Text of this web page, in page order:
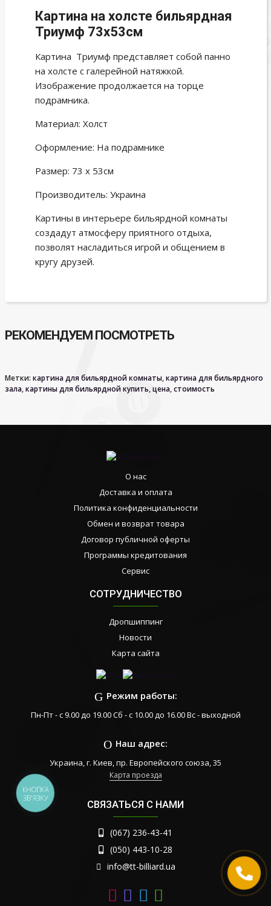
Картина на холсте бильярдная
Триумф 73х53см
Картина Триумф представляет собой панно
на холсте с галерейной натяжкой.
Изображение продолжается на торце
подрамника.
Материал: Холст
Оформление: На подрамнике
Размер: 73 х 53см
Производитель: Украина
Картины в интерьере бильярдной комнаты
создадут атмосферу приятного отдыха,
позволят насладиться игрой и общением в
кругу друзей.
РЕКОМЕНДУЕМ ПОСМОТРЕТЬ
Метки: картина для бильярдной комнаты,картина для бильярдного
зала,картины для бильярдной купить,цена,стоимость
О нас
Доставка и оплата
Политика конфиденциальности
Обмен и возврат товара
Договор публичной оферты
Программы кредитования
Сервис
СОТРУДНИЧЕСТВО
Дропшиппинг
Новости
Карта сайта
Режим работы:
Пн-Пт - с 9.00 до 19.00 Сб - с 10.00 до 16.00 Вс - выходной
Наш адрес:
Украина, г. Киев, пр. Европейского союза, 35
Карта проезда
СВЯЗАТЬСЯ С НАМИ
(067) 236-43-41
(050) 443-10-28
info@tt-billiard.ua
КНОПКА
ЗВ'ЯЗКУ